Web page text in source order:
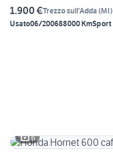
1.900 €Trezzo sull'Adda (MI)
Usato06/200688000 KmSport
6